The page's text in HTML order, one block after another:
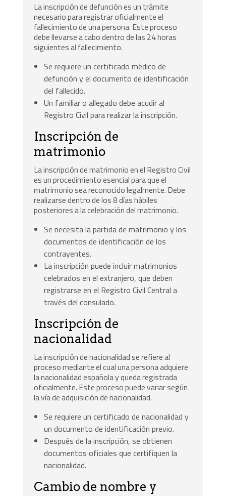
La inscripción de defunción es un trámite
necesario para registrar oficialmente el
fallecimiento de una persona. Este proceso
debe llevarse a cabo dentro de las 24 horas
siguientes al fallecimiento.
Se requiere un certificado médico de
defunción y el documento de identificación
del fallecido.
Un familiar o allegado debe acudir al
Registro Civil para realizar la inscripción.
Inscripción de
matrimonio
La inscripción de matrimonio en el Registro Civil
es un procedimiento esencial para que el
matrimonio sea reconocido legalmente. Debe
realizarse dentro de los 8 días hábiles
posteriores a la celebración del matrimonio.
Se necesita la partida de matrimonio y los
documentos de identificación de los
contrayentes.
La inscripción puede incluir matrimonios
celebrados en el extranjero, que deben
registrarse en el Registro Civil Central a
través del consulado.
Inscripción de
nacionalidad
La inscripción de nacionalidad se refiere al
proceso mediante el cual una persona adquiere
la nacionalidad española y queda registrada
oficialmente. Este proceso puede variar según
la vía de adquisición de nacionalidad.
Se requiere un certificado de nacionalidad y
un documento de identificación previo.
Después de la inscripción, se obtienen
documentos oficiales que certifiquen la
nacionalidad.
Cambio de nombre y